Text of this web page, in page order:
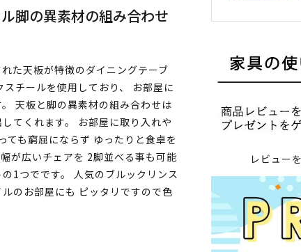
脚の異素材の組み合わせ
た天板が特徴のダイニングテーブ
チールを使用しており、 お部屋に
天板と脚の異素材の組み合わせは
てくれます。 お部屋に取り入れや
も窮屈にならず ゆったりと食卓を
が広いチェアを 2脚並べる事も可能
1つでです。 人気のブルックリンス
のお部屋にも ピッタリですので色
レビュー